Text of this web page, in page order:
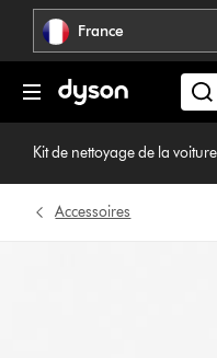
Sauter
pages
France
des
Kit de nettoyage de la
Accessoires